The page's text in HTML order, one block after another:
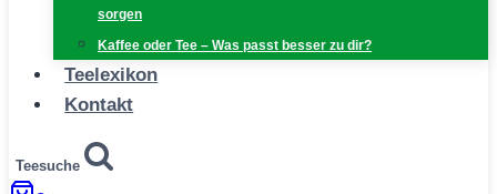
sorgen
Kaffee oder Tee – Was passt besser zu dir?
Teelexikon
Kontakt
Teesuche